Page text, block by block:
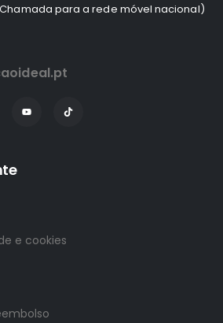
para a rede móvel nacional)
e cookies